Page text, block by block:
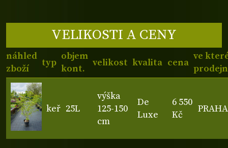
VELIKOSTI A CENY
náhled
zboží
typ
objem
kont.
velikost kvalita cena
ve
keř 25L
výška
125-150
cm
De
Luxe
6 550
Kč
PRAHA